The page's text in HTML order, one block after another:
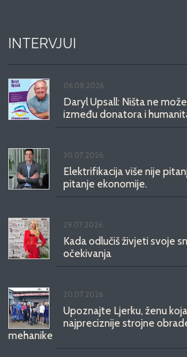
INTERVJUI
06.08.2026.
Daryl Upsall: Ništa ne
između donatora i
30.07.2026.
Elektrifikacija više nije
pitanje ekonomije.
29.07.2026.
Kada odlučiš živjeti svoje
očekivanja
20.07.2026.
Upoznajte Ljerku, ženu
najpreciznije strojne
mehanike